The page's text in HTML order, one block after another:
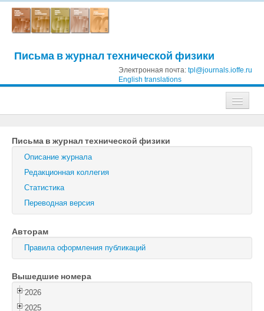
Письма в журнал технической физики
Электронная почта: tpl@journals.ioffe.ru
English translations
Журнал технической физики
Письма в Журнал технической физики
Физика твердого тела
Физика и техника полупроводников
Оптика и спектроскопия
Поиск
Войти
Письма в журнал технической физики
Описание журнала
Редакционная коллегия
Статистика
Переводная версия
Авторам
Правила оформления публикаций
Вышедшие номера
2026
2025